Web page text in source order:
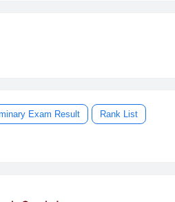
Exam Result Rank List